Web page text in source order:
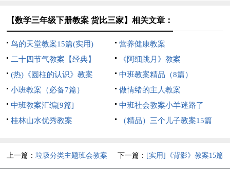
【数学三年级下册教案 货比三家】相关文章：
鸟的天堂教案15篇(实用)
营养健康教案
二十四节气教案【经典】
《阿细跳月》教案
(热)《圆柱的认识》教案
中班教案精品（8篇）
小班教案（必备7篇）
做情绪的主人教案
中班教案汇编[9篇]
中班社会教案小羊迷路了
桂林山水优秀教案
（精品）三个儿子教案15篇
上一篇：垃圾分类主题班会教案 下一篇： [实用]《背影》教案15篇